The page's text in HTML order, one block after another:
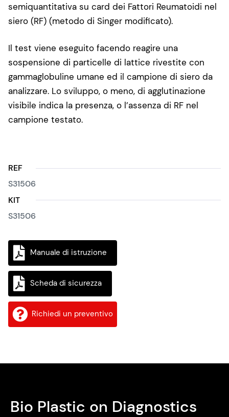
semiquantitativa su card dei Fattori Reumatoidi nel
siero (RF) (metodo di Singer modificato).
Il test viene eseguito facendo reagire una
sospensione di particelle di lattice rivestite con
gammaglobuline umane ed il campione di siero da
analizzare. Lo sviluppo, o meno, di agglutinazione
visibile indica la presenza, o l’assenza di RF nel
campione testato.
REF
S31506
KIT
S31506
Manuale di istruzione
Scheda di sicurezza
Richiedi un preventivo
Bio Plastic on Diagnostics